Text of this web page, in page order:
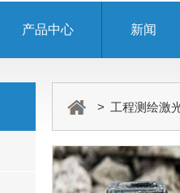
产品中心 新闻
> 工程测绘激